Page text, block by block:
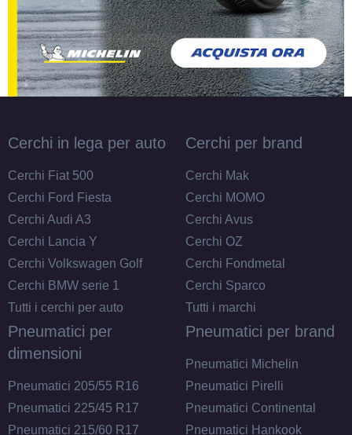
Cerchi in lega per auto
Cerchi Fiat 500
Cerchi Ford Fiesta
Cerchi Audi A3
Cerchi Lancia Y
Cerchi Volkswagen Golf
Cerchi BMW serie 1
Tutti i cerchi per auto
Cerchi per brand
Cerchi Mak
Cerchi MOMO
Cerchi Avus
Cerchi OZ
Cerchi Fondmetal
Cerchi Sparco
Tutti i marchi
Pneumatici per
dimensioni
Pneumatici 205/55 R16
Pneumatici 225/45 R17
Pneumatici 215/60 R17
Pneumatici per brand
Pneumatici Michelin
Pneumatici Pirelli
Pneumatici Continental
Pneumatici Hankook